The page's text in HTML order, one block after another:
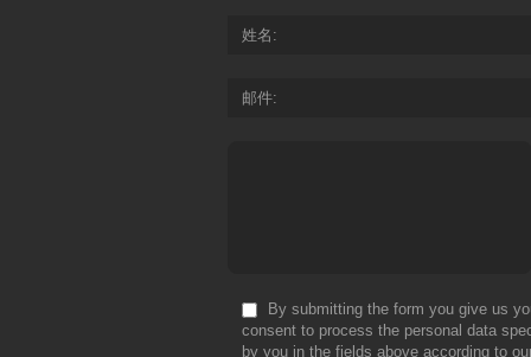
姓名
邮件
By submitting the form you give us
consent to process the personal data
by you in the fields above according to